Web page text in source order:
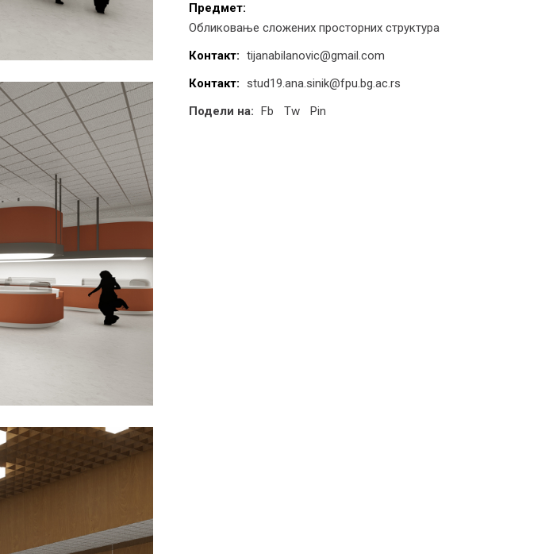
Предмет:
Обликовање сложених просторних структура
Контакт: tijanabilanovic@gmail.com
Контакт:
stud19.ana.sinik@fpu.bg.ac.rs
Подели на: Fb Tw Pin